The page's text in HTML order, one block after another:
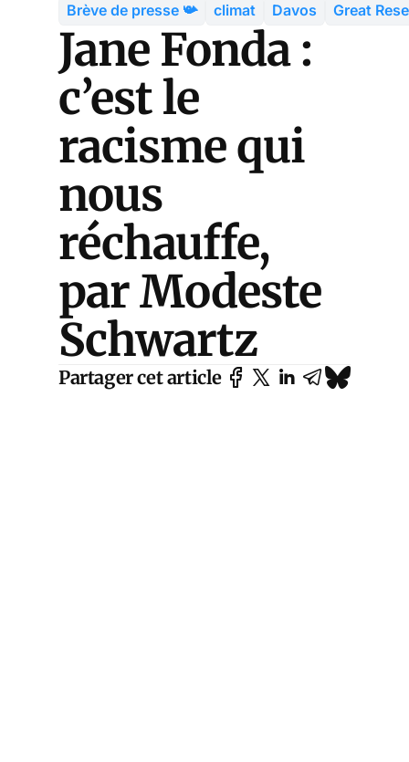
Brève de presse 📯 climat Davos Great
Jane Fonda :
c’est le
racisme qui
nous
réchauffe,
par Modeste
Schwartz
Partager cet article